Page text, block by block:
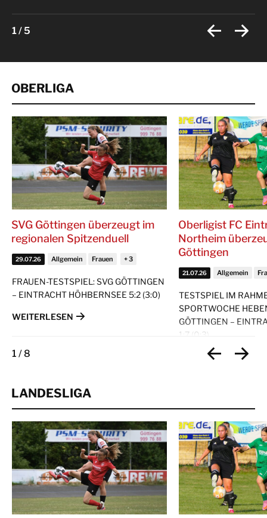
1/5
OBERLIGA
SVG Göttingen überzeugt im
regionalen Spitzenduell
29.07.26 Allgemein Frauen
FRAUEN-TESTSPIEL: SVG GÖTTINGEN
– EINTRACHT HÖHBERNSEE 5:2 (3:0)
WEITERLESEN
Oberligist FC
Northeim
Göttingen
21.07.26 Allgemein
TESTSPIEL IM
SPORTWOCHE
GÖTTINGEN –
1:7 (0:3)
WEITERLESEN
1 / 8
LANDESLIGA